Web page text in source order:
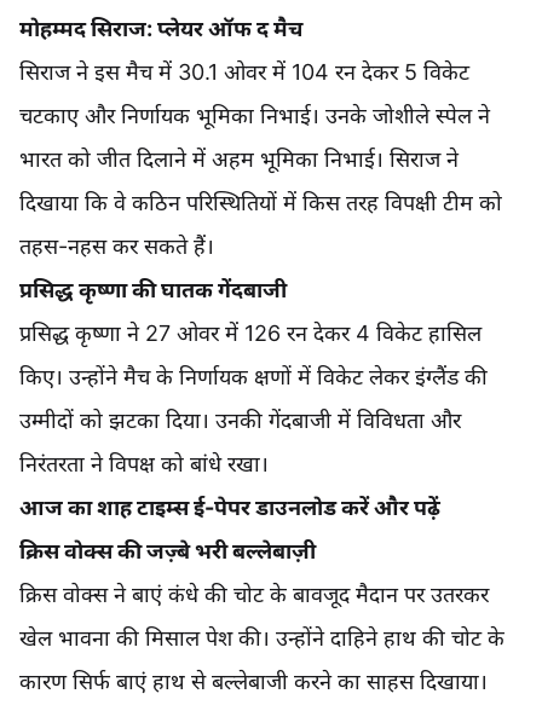
मोहम्मद सिराज: प्लेयर ऑफ द मैच
सिराज ने इस मैच में 30.1 ओवर में 104 रन देकर 5 विकेट
चटकाए और निर्णायक भूमिका निभाई। उनके जोशीले स्पेल ने
भारत को जीत दिलाने में अहम भूमिका निभाई। सिराज ने
दिखाया कि वे कठिन परिस्थितियों में किस तरह विपक्षी टीम को
तहस-नहस कर सकते हैं।
प्रसिद्ध कृष्णा की घातक गेंदबाजी
प्रसिद्ध कृष्णा ने 27 ओवर में 126 रन देकर 4 विकेट हासिल
किए। उन्होंने मैच के निर्णायक क्षणों में विकेट लेकर इंग्लैंड की
उम्मीदों को झटका दिया। उनकी गेंदबाजी में विविधता और
निरंतरता ने विपक्ष को बांधे रखा।
आज का शाह टाइम्स ई-पेपर डाउनलोड करें और पढ़ें
क्रिस वोक्स की जज़्बे भरी बल्लेबाज़ी
क्रिस वोक्स ने बाएं कंधे की चोट के बावजूद मैदान पर उतरकर
खेल भावना की मिसाल पेश की। उन्होंने दाहिने हाथ की चोट के
कारण सिर्फ बाएं हाथ से बल्लेबाजी करने का साहस दिखाया।